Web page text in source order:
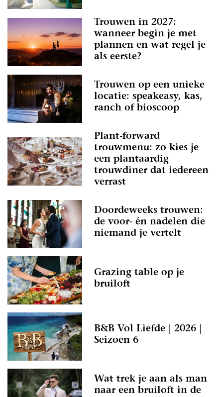
Trouwen in 2027:
wanneer begin je met
plannen en wat regel je
als eerste?
Trouwen op een unieke
locatie: speakeasy, kas,
ranch of bioscoop
Plant-forward
trouwmenu: zo kies je
een plantaardig
trouwdiner dat iedereen
verrast
Doordeweeks trouwen:
de voor- én nadelen die
niemand je vertelt
Grazing table op je
bruiloft
B&B Vol Liefde | 2026 |
Seizoen 6
Wat trek je aan als man
naar een bruiloft in de